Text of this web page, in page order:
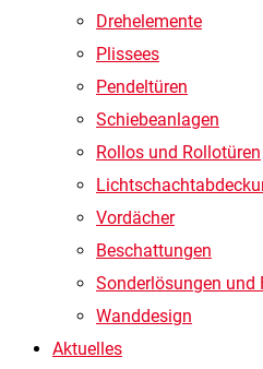
Drehelemente
Plissees
Pendeltüren
Schiebeanlagen
Rollos und Rollotüren
Vordächer
Beschattungen
Sonderlösungen und
Wanddesign
Aktuelles